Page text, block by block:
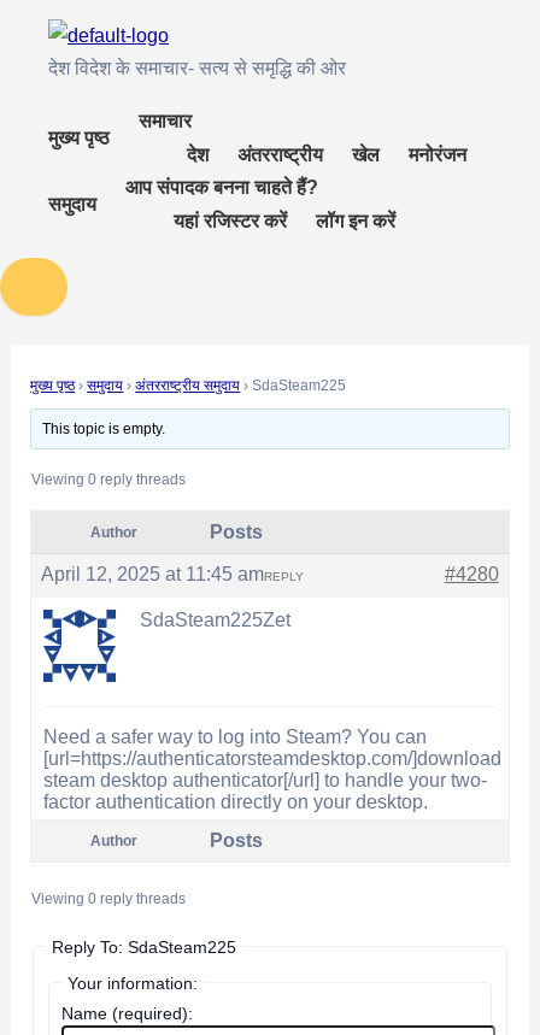
content
देश विदेश के समाचार- सत्य से समृद्धि की ओर
मुख्य पृष्ठ
समाचार
देश
अंतरराष्ट्रीय खेल मनोरंजन
समुदाय
आप संपादक बनना चाहते हैं?
यहां रजिस्टर करें
लॉग इन करें
मुख्य पृष्ठ › समुदाय › अंतरराष्ट्रीय समुदाय › SdaSteam225
This topic is empty.
Viewing 0 reply threads
Author Posts
April 12, 2025 at 11:45 am #4280
REPLY
SdaSteam225Zet
Need a safer way to log into Steam? You can
[url=https://authenticatorsteamdesktop.com/]download
steam desktop authenticator[/url] to handle your two-
factor authentication directly on your desktop.
Author Posts
Viewing 0 reply threads
Reply To: SdaSteam225
Your information:
Name (required):
navigation